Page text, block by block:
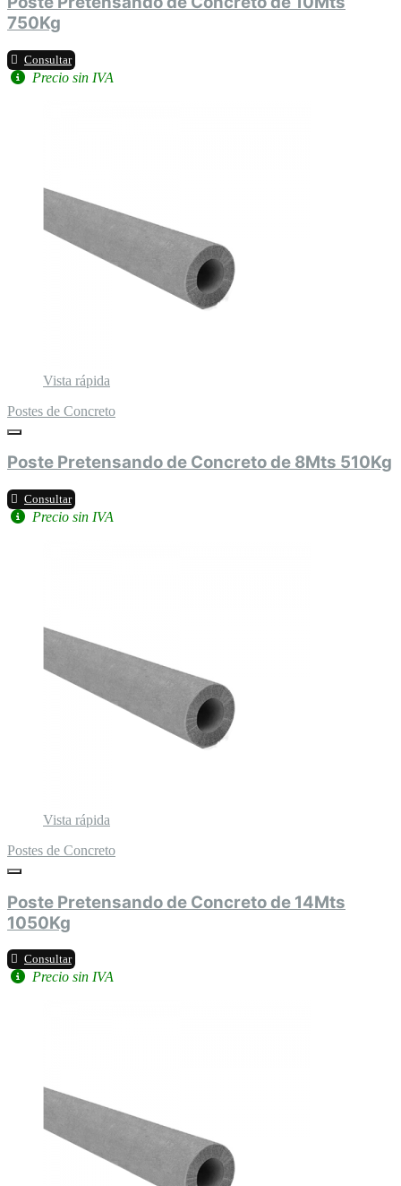
750Kg
Consultar
Precio sin IVA
Vista rápida
Postes de Concreto
Poste Pretensando de Concreto de 8Mts 510Kg
Consultar
Precio sin IVA
Vista rápida
Postes de Concreto
Poste Pretensando de Concreto de 14Mts
1050Kg
Consultar
Precio sin IVA